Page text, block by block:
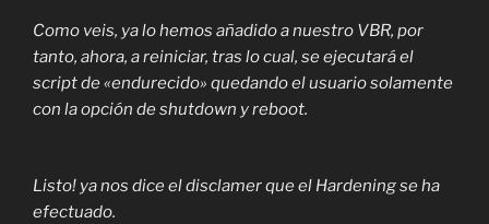
Como veis, ya lo hemos añadido a nuestro VBR, por
tanto, ahora, a reiniciar, tras lo cual, se ejecutará el
script de «endurecido» quedando el usuario solamente
con la opción de shutdown y reboot.
Listo! ya nos dice el disclamer que el Hardening se ha
efectuado.